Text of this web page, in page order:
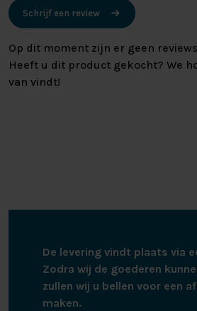
Schrijf een review
Op dit moment zijn er geen
Heeft u dit product gekocht? We
van vindt!
De levering vindt plaats via
Zodra wij de goederen
zullen wij u bellen voor een
maken.